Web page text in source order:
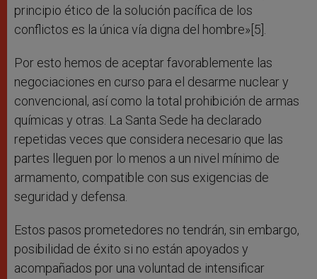
principio ético de la solución pacífica de los
conflictos es la única vía digna del hombre»[5].
Por esto hemos de aceptar favorablemente las
negociaciones en curso para el desarme nuclear y
convencional, así como la total prohibición de armas
químicas y otras. La Santa Sede ha declarado
repetidas veces que considera necesario que las
partes lleguen por lo menos a un nivel mínimo de
armamento, compatible con sus exigencias de
seguridad y defensa.
Estos pasos prometedores no tendrán, sin embargo,
posibilidad de éxito si no están apoyados y
acompañados por una voluntad de intensificar